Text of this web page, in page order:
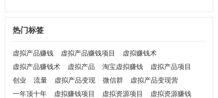
热门标签
虚拟产品赚钱 虚拟产品赚钱项目
虚拟赚钱术
虚拟产品赚钱术
虚拟产品 淘宝虚拟赚钱
虚拟产品项目
创业
流量 虚拟产品变现 微信群
虚拟产品变现营
一年顶十年
虚拟赚钱项目 虚拟资源项目
虚拟资源赚钱